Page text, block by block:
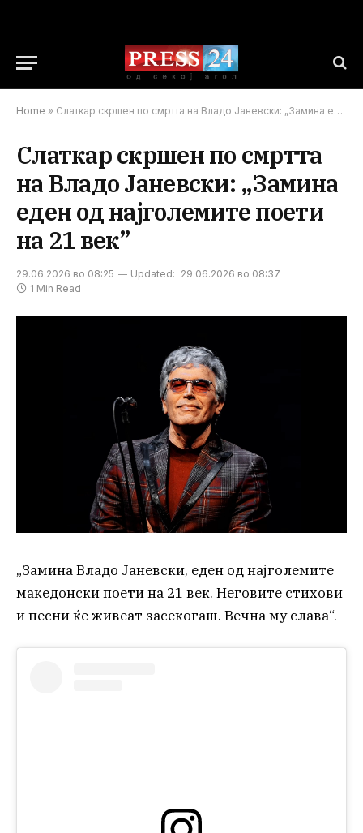
Home » Слаткар скршен по смртта на Владо Јаневски: „Замина еден од најголемите поети на 21 век”
Слаткар скршен по смртта
на Владо Јаневски: „Замина
еден од најголемите поети
на 21 век”
29.06.2026 во 08:25 Updated: 29.06.2026 во 08:37
1 Min Read
„Замина Владо Јаневски, еден од најголемите
македонски поети на 21 век. Неговите стихови
и песни ќе живеат засекогаш. Вечна му слава“.